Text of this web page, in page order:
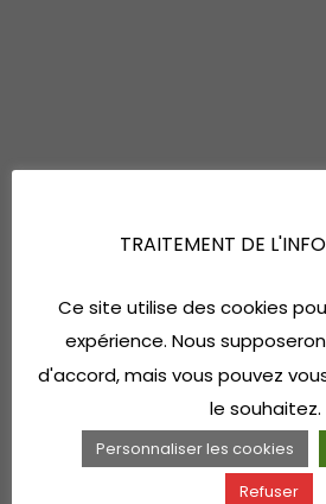
TRAITEMENT DE
Ce site utilise des cookies
expérience. Nous
d'accord, mais vous pouvez
le souhaitez.
Personnaliser les cookies
Refuser